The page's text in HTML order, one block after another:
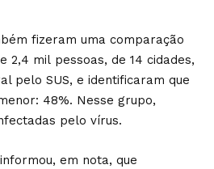
fizeram uma comparação
2,4 mil pessoas, de 14 cidades,
pelo SUS, e identificaram que
48%. Nesse grupo,
pelo vírus.
em nota, que